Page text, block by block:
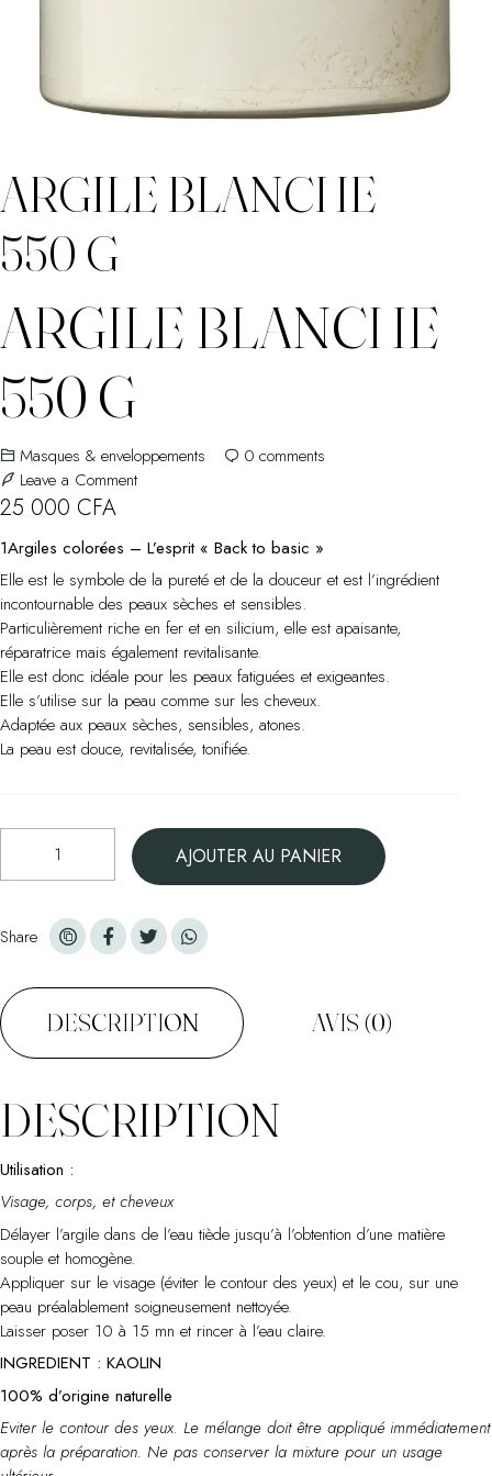
ARGILE BLANCHE
550 G
ARGILE BLANCHE
550 G
Masques & enveloppements 0 comments
Leave a Commenton
550
g
25 000 CFA
1Argiles colorées – L’esprit « Back to basic »
Elle est le symbole de la pureté et de la douceur et est l’ingrédient
incontournable des peaux sèches et sensibles.
Particulièrement riche en fer et en silicium, elle est apaisante,
réparatrice mais également revitalisante.
Elle est donc idéale pour les peaux fatiguées et exigeantes.
Elle s’utilise sur la peau comme sur les cheveux.
Adaptée aux peaux sèches, sensibles, atones.
La peau est douce, revitalisée, tonifiée.
Argile
550
AJOUTER AU PANIER
Share
DESCRIPTION AVIS (0)
DESCRIPTION
Utilisation :
Visage, corps, et cheveux
Délayer l’argile dans de l’eau tiède jusqu’à l’obtention d’une matière
souple et homogène.
Appliquer sur le visage (éviter le contour des yeux) et le cou, sur une
peau préalablement soigneusement nettoyée.
Laisser poser 10 à 15 mn et rincer à l’eau claire.
INGREDIENT : KAOLIN
100% d’origine naturelle
Eviter le contour des yeux. Le mélange doit être appliqué immédiatement
après la préparation. Ne pas conserver la mixture pour un usage